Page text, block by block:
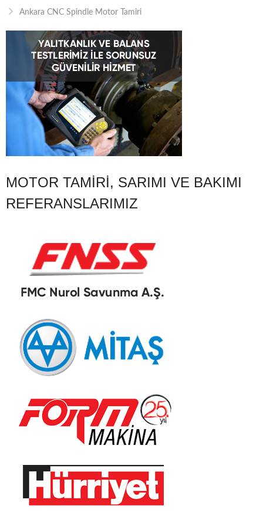
Ankara CNC Spindle Motor Tamiri
MOTOR TAMIRI, SARIMI VE BAKIMI
REFERANSLARIMIZ